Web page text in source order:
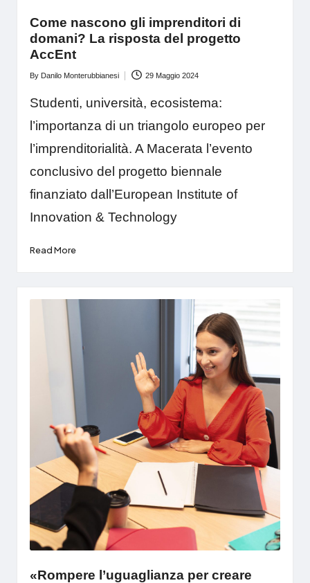
Come nascono gli imprenditori di
domani? La risposta del progetto
AccEnt
Posted
By Danilo Monterubbianesi 29 Maggio 2024
Studenti, università, ecosistema:
l’importanza di un triangolo europeo per
l’imprenditorialità. A Macerata l’evento
conclusivo del progetto biennale
finanziato dall’European Institute of
Innovation & Technology
Read More
«Rompere l’uguaglianza per creare